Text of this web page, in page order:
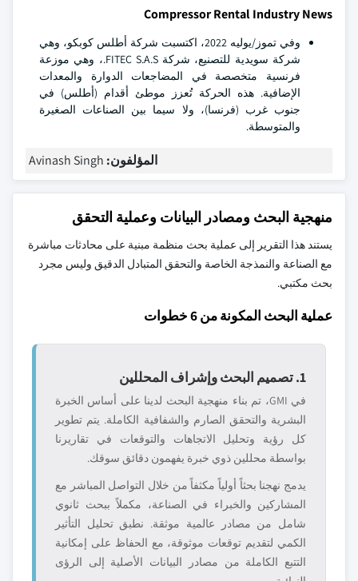
Compressor Rental Industry News
وفي تموز/يوليه 2022، اكتسبت شركة أطلس كوبكو، وهي
شركة سويدية للتصنيع، شركة FITEC S.A.S.، وهي موزعة
فرنسية متخصصة في المضاجعات الدوارة والمعدات
الإضافية. هذه الحركة تُعزز موطئ أقدام (أطلس) في
جنوب غرب (فرنسا)، ولا سيما بين الصناعات الصغيرة
والمتوسطة.
المؤلفون: Avinash Singh
منهجية البحث ومصادر البيانات وعملية التحقق
يستند هذا التقرير إلى عملية بحث منظمة مبنية على محادثات مباشرة
مع الصناعة والنمذجة الخاصة والتحقق المتبادل الدقيق وليس مجرد
بحث مكتبي.
عملية البحث المكونة من 6 خطوات
1. تصميم البحث وإشراف المحللين
في GMI، تم بناء منهجية البحث لدينا على أساس الخبرة
البشرية والتحقق الصارم والشفافية الكاملة. يتم تطوير
كل رؤية وتحليل الاتجاهات والتوقعات في تقاريرنا
بواسطة محللين ذوي خبرة يفهمون دقائق سوقك.
يدمج نهجنا بحثاً أولياً مكثفاً من خلال التواصل المباشر مع
المشاركين والخبراء في الصناعة، مكملاً ببحث ثانوي
شامل من مصادر عالمية موثقة. نطبق تحليل التأثير
الكمي لتقديم توقعات موثوقة، مع الحفاظ على إمكانية
التتبع الكاملة من مصادر البيانات الأصلية إلى الرؤى